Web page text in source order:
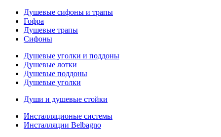
Душевые сифоны и трапы
Гофра
Душевые трапы
Сифоны
Душевые уголки и поддоны
Душевые лотки
Душевые поддоны
Душевые уголки
Души и душевые стойки
Инсталляционые системы
Инсталляции Belbagno